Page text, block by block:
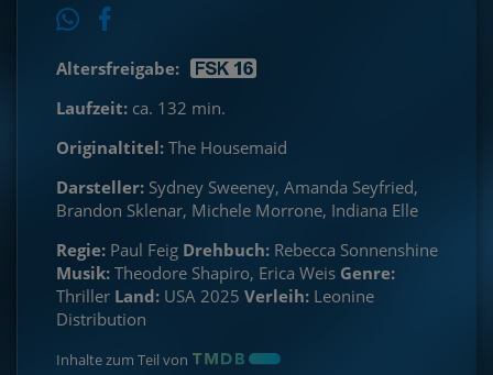
Altersfreigabe:
Laufzeit: ca. 132 min.
Originaltitel: The Housemaid
Darsteller: Sydney Sweeney, Amanda Seyfried,
Brandon Sklenar, Michele Morrone, Indiana Elle
Regie: Paul Feig Drehbuch: Rebecca Sonnenshine
Musik: Theodore Shapiro, Erica Weis Genre:
Thriller Land: USA 2025 Verleih: Leonine
Distribution
Inhalte zum Teil von